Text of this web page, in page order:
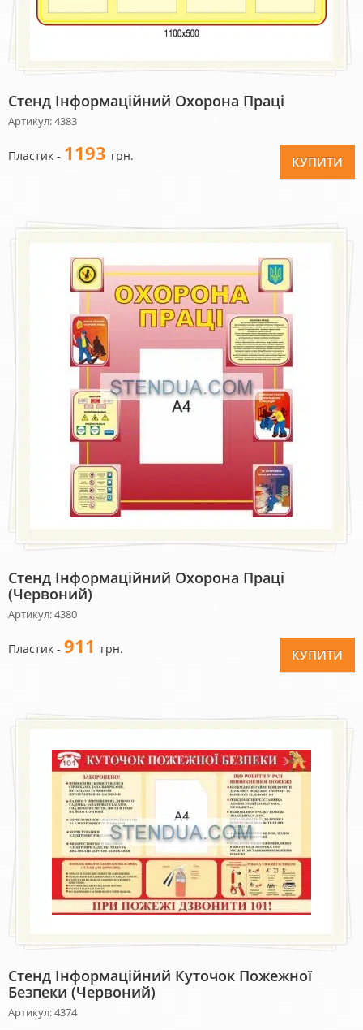
Стенд Інформаційний Охорона Праці
Артикул: 4383
Пластик - 1193 грн. КУПИТИ
Стенд Інформаційний Охорона Праці
(червоний)
Артикул: 4380
Пластик - 911 грн. КУПИТИ
Стенд Інформаційний Куточок Пожежної
Безпеки (червоний)
Артикул: 4374